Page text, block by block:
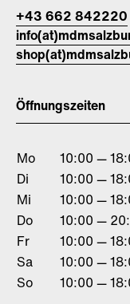
+43 662 842220
Öffnungszeiten
Mo
10:00 —
Di
10:00 —
Mi
10:00 —
Do
10:00 —
Fr
10:00 —
Sa
10:00 —
So
10:00 —